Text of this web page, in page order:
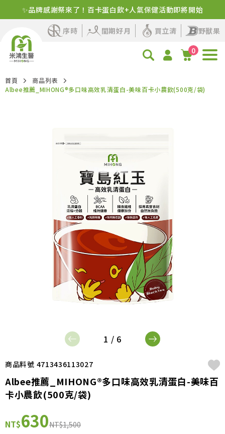
新客首購！明星商品+1元多1件
序時 閨期好月 買立清
野獸果
0
首頁
商品列表
Albee推薦_MIHONG®多口味高效乳清蛋白-美味百卡小農飲(500克/袋)
1 / 6
商品料號 4713436113027
Albee推薦_MIHONG®多口味高效乳清蛋白-美味百
卡小農飲(500克/袋)
NT$630NT$1,500